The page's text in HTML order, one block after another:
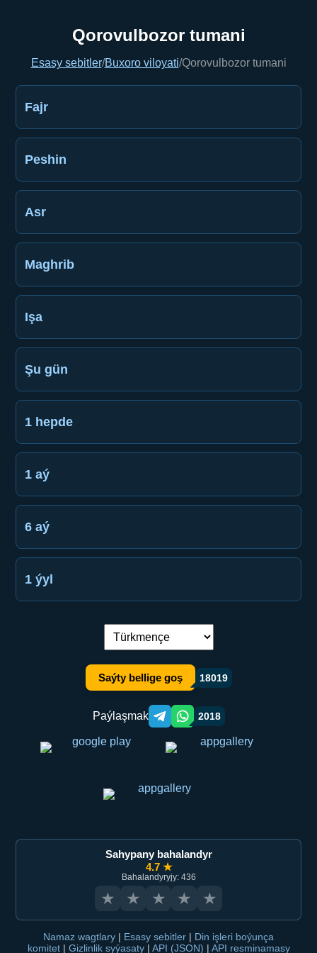
Qorovulbozor tumani
Esasy sebitler/Buxoro viloyati/Qorovulbozor tumani
Fajr
Peshin
Asr
Maghrib
Işa
Şu gün
1 hepde
1 aý
6 aý
1 ýyl
Dil çalşyryş:
Saýty bellige goş 18019
Paýlaşmak Telegram orqali ulashish
WhatsApp orqali ulashish
2018
Sahypany bahalandyr
4.7 ★
Bahalandyryjy: 436
★ ★ ★ ★ ★
Namaz wagtlary | Esasy sebitler | Din işleri boýunça
komitet | Gizlinlik syýasaty | API (JSON) | API resminamasy